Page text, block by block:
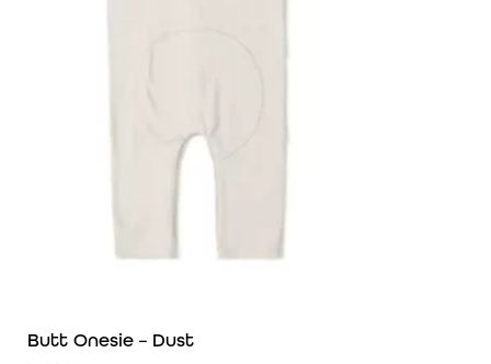
Butt Onesie – Dust